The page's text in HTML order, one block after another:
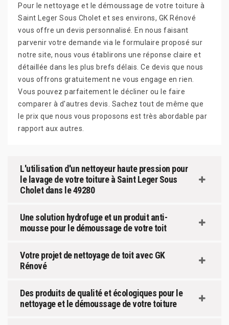
Pour le nettoyage et le démoussage de votre toiture à
Saint Leger Sous Cholet et ses environs, GK Rénové
vous offre un devis personnalisé. En nous faisant
parvenir votre demande via le formulaire proposé sur
notre site, nous vous établirons une réponse claire et
détaillée dans les plus brefs délais. Ce devis que nous
vous offrons gratuitement ne vous engage en rien.
Vous pouvez parfaitement le décliner ou le faire
comparer à d'autres devis. Sachez tout de même que
le prix que nous vous proposons est très abordable par
rapport aux autres.
L'utilisation d'un nettoyeur haute pression pour
le lavage de votre toiture à Saint Leger Sous
Cholet dans le 49280
Une solution hydrofuge et un produit anti-
mousse pour le démoussage de votre toit
Votre projet de nettoyage de toit avec GK
Rénové
Des produits de qualité et écologiques pour le
nettoyage et le démoussage de votre toiture